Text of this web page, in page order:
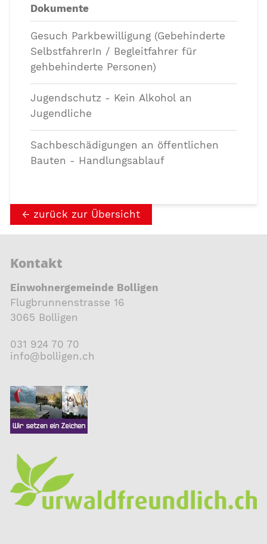
zurück zur Übersicht
Dokumente
Gesuch Parkbewilligung (Gebehinderte
SelbstfahrerIn / Begleitfahrer für
gehbehinderte Personen)
Jugendschutz - Kein Alkohol an
Jugendliche
Sachbeschädigungen an öffentlichen
Bauten - Handlungsablauf
Kontakt
Einwohnergemeinde Bolligen
Flugbrunnenstrasse 16
3065 Bolligen
031 924 70 70
nf
b ll g n ch